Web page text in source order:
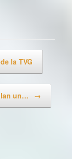
la TVG
un… →